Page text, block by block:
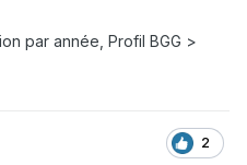
par année, Profil BGG >
2